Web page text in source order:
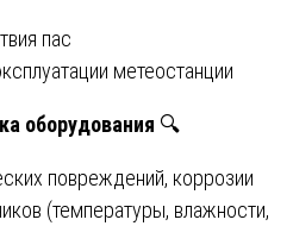
пас
метеостанции
оборудования 🔍
повреждений, коррозии
(температуры, влажности,